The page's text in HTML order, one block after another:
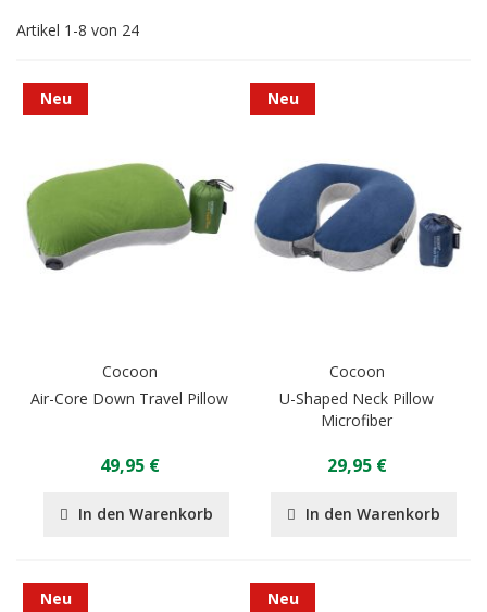
Artikel 1 -8 von 24
Neu
Cocoon
Air-Core Down Travel Pillow
49,95 €
In den Warenkorb
Neu
Cocoon
U-Shaped Neck Pillow
Microfiber
29,95 €
In den Warenkorb
Neu Neu